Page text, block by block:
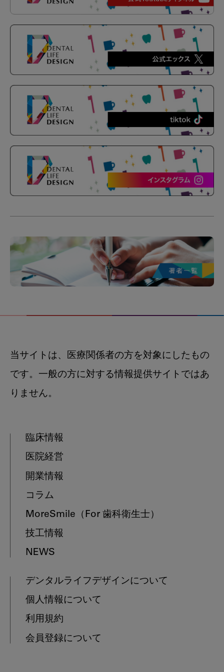
当サイトは、医療関係者の方を対象にしたもの
です。一般の方に対する情報提供サイトではあ
りません。
臨床情報
医院経営
開業情報
コラム
MoreSmile （For 歯科衛生士）
技工情報
NEWS
デンタルライフデザインについて
個人情報について
利用規約
会員登録について